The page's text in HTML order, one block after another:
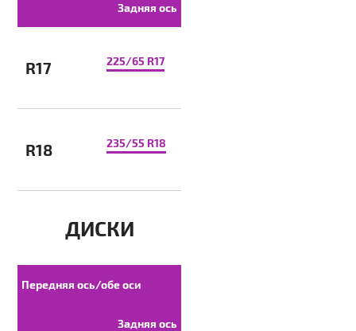
Задняя ось
R17 225/65 R17
R18 235/55 R18
ДИСКИ
Передняя ось/обе оси
Задняя ось